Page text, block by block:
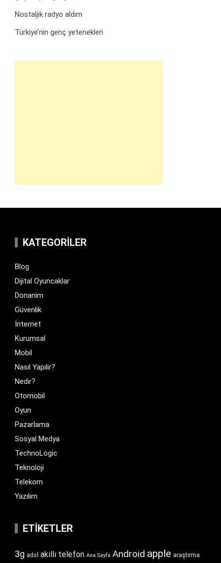
Nostaljik radyo aldım
Türkiye’nin genç yetenekleri
KATEGORILER
Blog
Dijital Oyuncaklar
Donanim
Güvenlik
İnternet
Kurumsal
Mobil
Nasıl Yapılır?
Nedir?
Otomobil
Oyun
Pazarlama
Sosyal Medya
TechnoLogic
Teknoloji
Telekom
Yazılım
ETIKETLER
3g adsl akıllı telefon Ana Sayfa Android apple araştırma